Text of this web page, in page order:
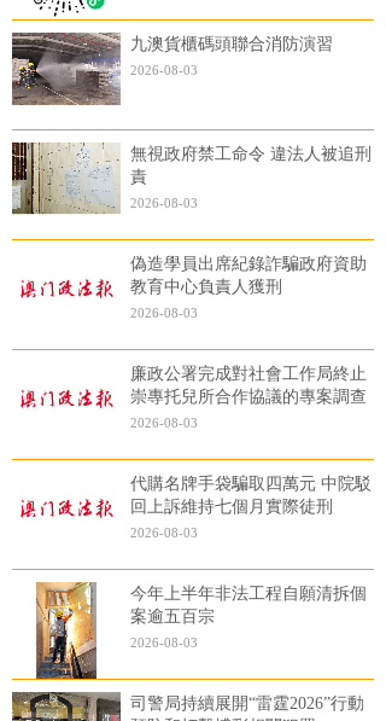
九澳貨櫃碼頭聯合消防演習
2026-08-03
無視政府禁工命令 違法人被追刑
責
2026-08-03
偽造學員出席紀錄詐騙政府資助
教育中心負責人獲刑
2026-08-03
廉政公署完成對社會工作局終止
崇專托兒所合作協議的專案調查
2026-08-03
代購名牌手袋騙取四萬元 中院駁
回上訴維持七個月實際徒刑
2026-08-03
今年上半年非法工程自願清拆個
案逾五百宗
2026-08-03
司警局持續展開“雷霆2026”行動